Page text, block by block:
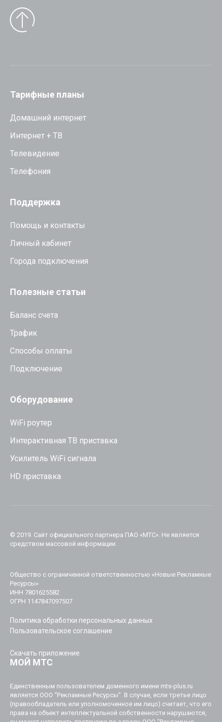
Тарифные планы
Домашний интернет
Интернет + ТВ
Телевидение
Телефония
Поддержка
Помощь и контакты
Личный кабинет
Города подключения
Полезные статьи
Баланс счета
Трафик
Способы оплаты
Подключение
Оборудование
WiFi роутер
Интерактивная ТВ приставка
Усилитель WiFi сигнала
HD приставка
© 2019. Cайт официального партнера ПАО «МТС». Не является
средством массовой информации.
Общество с ограниченной ответственностью «Новые Рекламные
Ресурсы»
ИНН 7801625582
ОГРН 1147847097507
Политика обработки персональных данных
Пользовательское соглашение
Скачать приложение
МОЙ МТС
Единственным пользователем доменного имени mts-plus.ru
является ООО “Рекламные Ресурсы”. В случае, если третье лицо
(правообладатель или уполномоченное им лицо) считает, что его
права на объект интеллектуальной собственности нарушаются,